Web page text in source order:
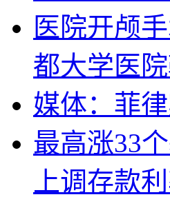
医院开颅
都大学医
媒体：菲
最高涨33
上调存款利